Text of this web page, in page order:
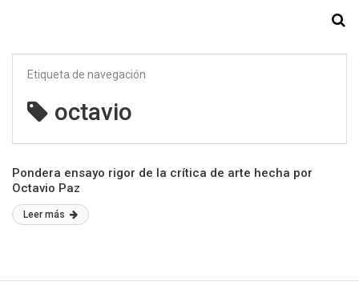
Etiqueta de navegación
octavio
Pondera ensayo rigor de la crítica de arte hecha por
Octavio Paz
Leer más